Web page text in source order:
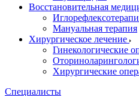
Восстановительная
Мануальная терапия
Хирургическое лечение
Гинекологические
Хирургические
Специалисты